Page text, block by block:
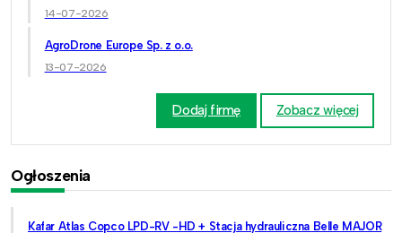
14-07-2026
AgroDrone Europe Sp. z o.o.
13-07-2026
Dodaj firmę Zobacz więcej
Ogłoszenia
Kafar Atlas Copco LPD-RV -HD + Stacja hydrauliczna Belle MAJOR